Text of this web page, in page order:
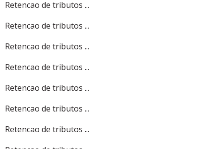
Retencao de tributos ...
Retencao de tributos ...
Retencao de tributos ...
Retencao de tributos ...
Retencao de tributos ...
Retencao de tributos ...
Retencao de tributos ...